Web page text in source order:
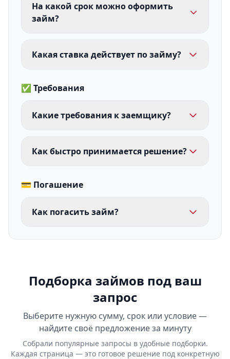
На какой срок можно оформить
займ?
Какая ставка действует по займу?
✅ Требования
Какие требования к заемщику?
Как быстро принимается решение?
💳 Погашение
Как погасить займ?
Подборка займов под ваш
запрос
Выберите нужную сумму, срок или условие —
найдите своё предложение за минуту
Собрали популярные запросы в удобные подборки.
Каждая страница — это готовое решение под конкретную